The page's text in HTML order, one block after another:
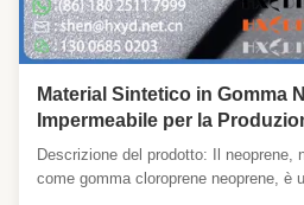
Material Sintetico in Gomma
Impermeabile per la
Guarnizioni e Coperture
Descrizione del prodotto: Il neoprene,
come gomma cloroprene neoprene, è